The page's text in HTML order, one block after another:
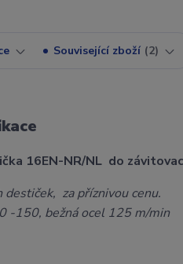
Související zboží 2
16EN-NR/NL do
destiček, za příznivou cenu.
-150, bežná ocel 125 m/min